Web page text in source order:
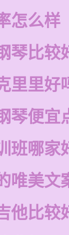
怎么样
琴比较
里里好
琴便宜
班哪家
唯美文
他比较